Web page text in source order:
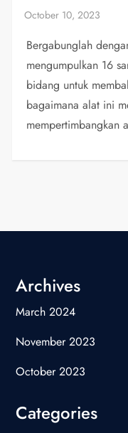
Bergabunglah
mengumpulkan 16
bidang untuk
bagaimana alat ini
mempertimbangkan
Archives
March 2024
November 2023
October 2023
Categories